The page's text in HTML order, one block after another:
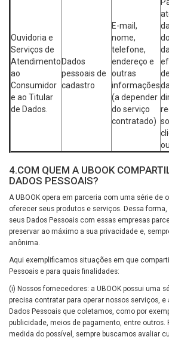
Ouvidoria e
Serviços de
Atendimento
ao
Consumidor
e ao Titular
de Dados.
Dados
pessoais de
cadastro
E-mail,
nome,
telefone,
endereço e
outras
informações
(a depender
do serviço
contratado)
4.COM QUEM A UBOOK
DADOS PESSOAIS?
A UBOOK opera em parceria com uma série de
oferecer seus produtos e serviços. Dessa
seus Dados Pessoais com essas empresas
preservar ao máximo a sua privacidade e,
anônima.
Aqui exemplificamos situações em que
Pessoais e para quais finalidades:
(i) Nossos fornecedores: a UBOOK possui uma
precisa contratar para operar nossos serviços,
Dados Pessoais que coletamos, como por
publicidade, meios de pagamento, entre outros.
medida do possível, sempre buscamos avaliar